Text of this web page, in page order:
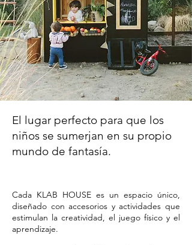
El lugar perfecto para que los
niños se sumerjan en su propio
mundo de fantasía.
Cada KLAB HOUSE es un espacio único,
diseñado con accesorios y actividades que
estimulan la creatividad, el juego físico y el
aprendizaje.